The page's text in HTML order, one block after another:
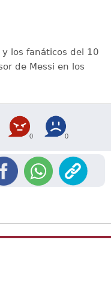
y los fanáticos del 10
de Messi en los
0 0